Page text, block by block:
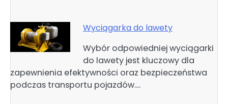
Wyciągarka do lawety
Wybór odpowiedniej wyciągarki
do lawety jest kluczowy dla
zapewnienia efektywności oraz bezpieczeństwa
podczas transportu pojazdów.…